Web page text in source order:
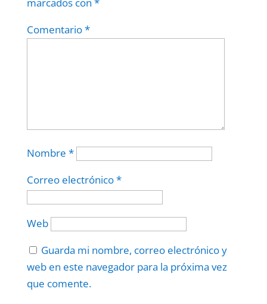
Comentario*
Nombre *
Correo electrónico*
Web
Guarda mi nombre, correo electrónico y
web en este navegador para la próxima vez
que comente.